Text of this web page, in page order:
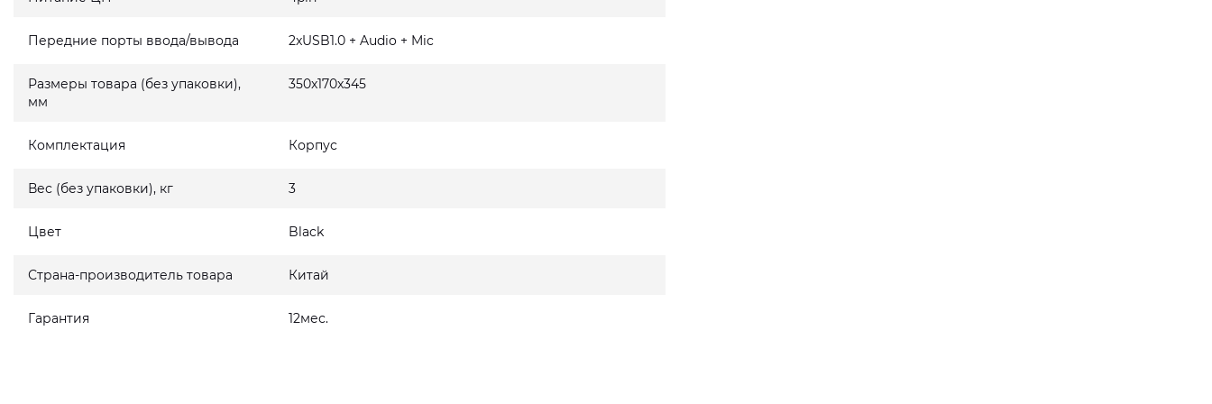
Передние порты ввода/вывода 2xUSB1.0 + Audio + Mic
Размеры товара (без упаковки),
мм
350x170x345
Комплектация Корпус
Вес (без упаковки), кг 3
Цвет Black
Страна-производитель товара Китай
Гарантия 12мес.